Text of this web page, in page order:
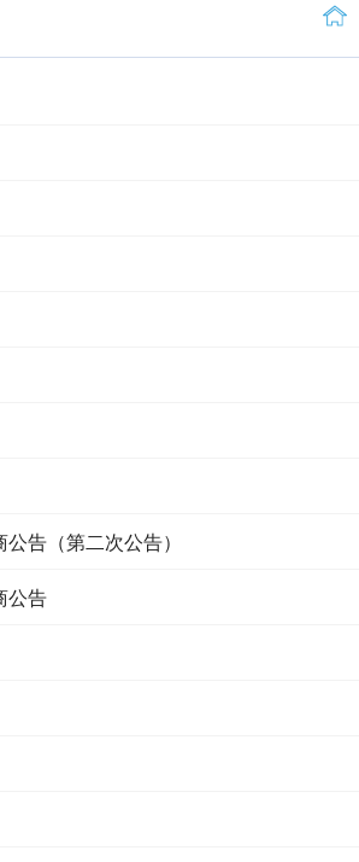
告（第二次公告）
公告